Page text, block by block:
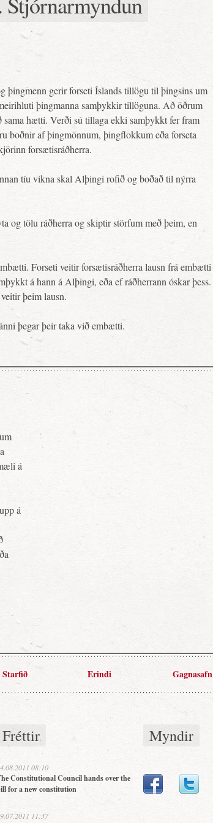
gerir forseti Íslands tillögu til þingsins um
þingmanna samþykkir tillöguna. Að öðrum
hætti. Verði sú tillaga ekki samþykkt fer fram
boðnir af þingmönnum, þingflokkum eða forseta
forsætisráðherra.
tíu vikna skal Alþingi rofið og boðað til nýrra
og tölu ráðherra og skiptir störfum með þeim, en
Forseti veitir forsætisráðherra lausn frá embætti
á hann á Alþingi, eða ef ráðherrann óskar þess.
þeim lausn.
þegar þeir taka við embætti.
á
á
Starfið Erindi Gagnasafn
Fréttir
08:10
Constitutional Council hands over the
for a new constitution
11:37
Myndir